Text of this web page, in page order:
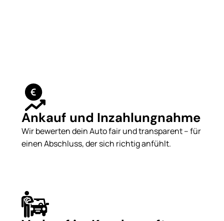
Ankauf und Inzahlungnahme
Wir bewerten dein Auto fair und transparent – für
einen Abschluss, der sich richtig anfühlt.